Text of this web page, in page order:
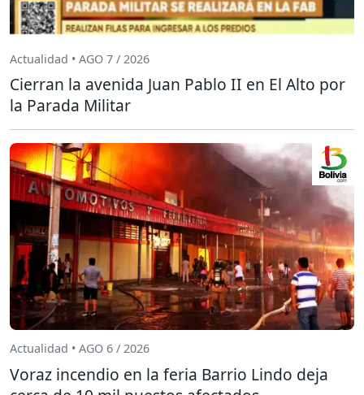
Actualidad • AGO 7 / 2026
Cierran la avenida Juan Pablo II en El Alto por
la Parada Militar
Actualidad • AGO 6 / 2026
Voraz incendio en la feria Barrio Lindo deja